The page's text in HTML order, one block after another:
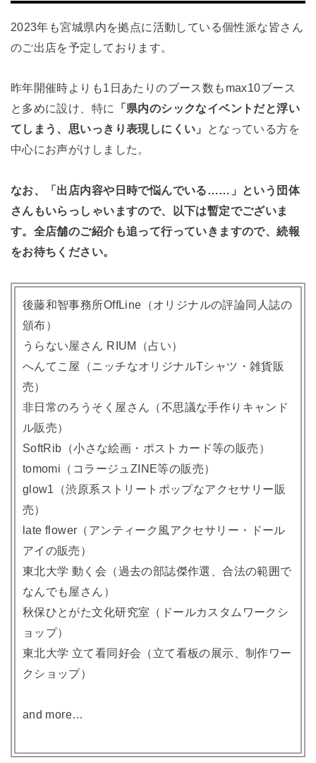
2023年も宮城県内を拠点に活動している個性派な皆さん
のご出店を予定しております。
昨年開催時よりも1日あたりのブース数もmax10ブース
と多めに設け、特に
「県内のシックなイベントだと浮い
てしまう、思いっきり表現しにくい」
となっている方を
中心にお声がけしました。
なお、「出店内容や日時で悩んでいる……」という団体
さんもいらっしゃいますので、以下は暫定でございま
す。全店舗のご紹介も追って行っていきますので、続報
をお待ちください。
後藤和智事務所OffLine（オリジナルの評論同人誌の
頒布）
うらない屋さん RIUM（占い）
へんてこ屋（ニッチなオリジナルTシャツ・雑貨販
売）
非日常のろうそく屋さん（不思議な手作りキャンド
ル販売）
SoftRib（小さな絵画・ポストカード等の販売）
tomomi（コラージュZINE等の販売）
glow1（渋原系ストリートポップなアクセサリー販
売）
late flower（アンティーク風アクセサリー・ドール
アイの販売）
東北大学 動く会（過去の部誌傑作選、合法の範囲で
なんでも屋さん）
秋保ひとがた文化研究室（ドールカスタムワークシ
ョップ）
東北大学 立て看同好会（立て看板の展示、制作ワー
クショップ）
and more…